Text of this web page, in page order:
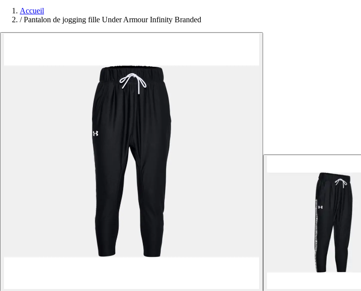
Accueil
/ Pantalon de jogging fille Under Armour Infinity Branded